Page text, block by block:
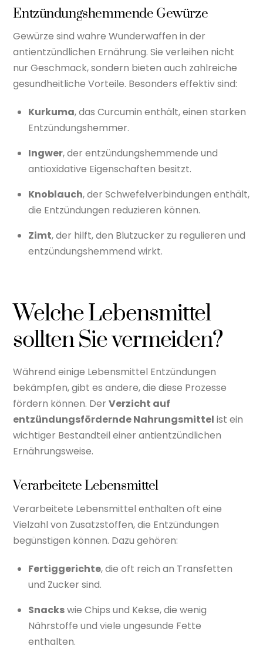
Entzündungshemmende Gewürze
Gewürze sind wahre Wunderwaffen in der
antientzündlichen Ernährung. Sie verleihen nicht
nur Geschmack, sondern bieten auch zahlreiche
gesundheitliche Vorteile. Besonders effektiv sind:
Kurkuma, das Curcumin enthält, einen starken
Entzündungshemmer.
Ingwer, der entzündungshemmende und
antioxidative Eigenschaften besitzt.
Knoblauch, der Schwefelverbindungen enthält,
die Entzündungen reduzieren können.
Zimt, der hilft, den Blutzucker zu regulieren und
entzündungshemmend wirkt.
Welche Lebensmittel
sollten Sie vermeiden?
Während einige Lebensmittel Entzündungen
bekämpfen, gibt es andere, die diese Prozesse
fördern können. DerVerzicht auf
entzündungsfördernde Nahrungsmittel ist ein
wichtiger Bestandteil einer antientzündlichen
Ernährungsweise.
Verarbeitete Lebensmittel
Verarbeitete Lebensmittel enthalten oft eine
Vielzahl von Zusatzstoffen, die Entzündungen
begünstigen können. Dazu gehören:
Fertiggerichte, die oft reich an Transfetten
und Zucker sind.
Snackswie Chips und Kekse, die wenig
Nährstoffe und viele ungesunde Fette
enthalten.